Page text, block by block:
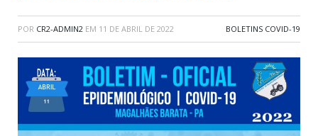
POR CR2-ADMIN2 EM 11 DE ABRIL DE 2022 BOLETINS COVID-19